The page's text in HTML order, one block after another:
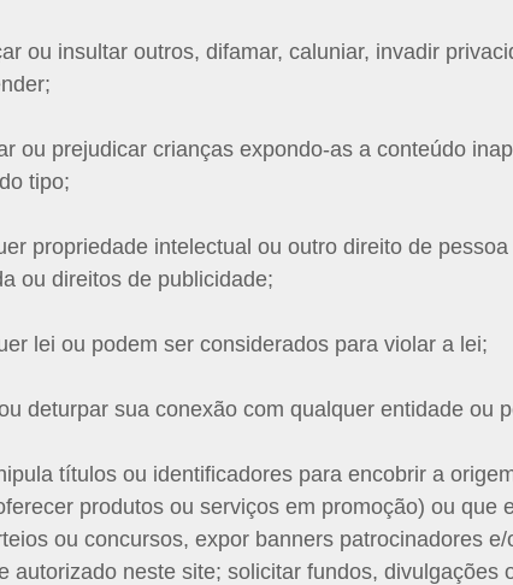
ou insultar outros, difamar, caluniar, invadir
ou prejudicar crianças expondo-as a conteúdo
tipo;
propriedade intelectual ou outro direito de
ou direitos de publicidade;
lei ou podem ser considerados para violar a lei;
deturpar sua conexão com qualquer entidade ou
títulos ou identificadores para encobrir a
produtos ou serviços em promoção) ou que
ou concursos, expor banners patrocinadores
autorizado neste site; solicitar fundos,